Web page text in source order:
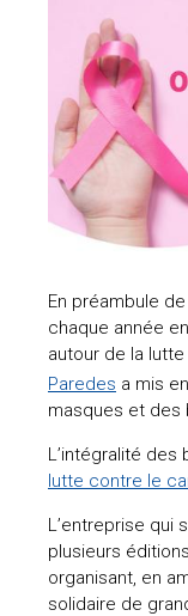
En préambule
chaque année
autour de la
Paredes a mis
masques et des
L’intégralité
lutte contre le
L’entreprise qui
plusieurs
organisant, en
solidaire de